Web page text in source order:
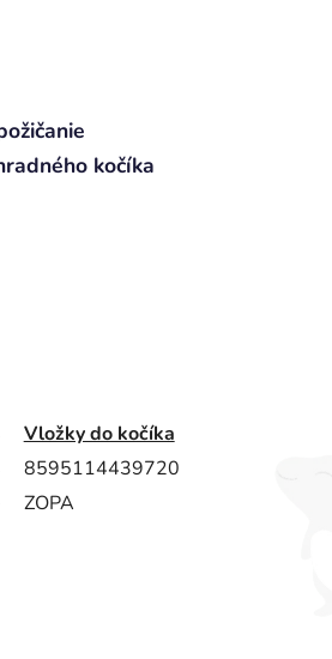
kočíka
Vložky do kočíka
8595114439720
ZOPA